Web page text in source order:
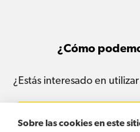
Sobre las cookies en este
¿Cómo
¿Estás interesado en